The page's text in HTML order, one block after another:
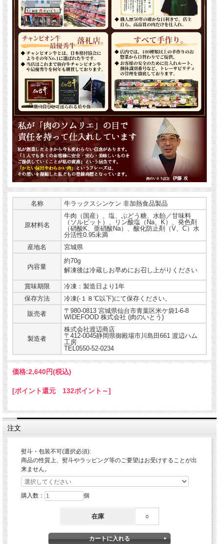
名称 牛ラックスシンケン 非加熱食品製品
原材料名
牛肉（国産）、塩、ぶどう糖、水飴／甘味料
（ソルビット）、リン酸塩（Na、K）、発色剤
（硝酸K、亜硝酸Na）、酸化防止剤（V、C）水
分活性0.95未満
産地名
宮城県
内容量
約70g
解凍後は冷蔵しお早めにお召し上がりください
賞味期限
冷凍：製造日より1年
保存方法
冷凍(-１８℃以下)にて保存ください。
販売者
〒980-0813 宮城県仙台市青葉区米ケ袋1-6-8
WIDEFOOD 株式会社 (肉のいとう)
製造者
株式会社渡辺商店
〒412-0045静岡県御殿場市川島田661 渡辺ハム
工房
TEL0550-52-0234
価格:2,640円(税込)
[ポイント還元 132ポイント～]
注文
熨斗・包装不可(選択必須):
商品の性質上、熨斗やラッピング等のご要望はお受けすることが出
来ません。
購入数： 個
在庫 ○